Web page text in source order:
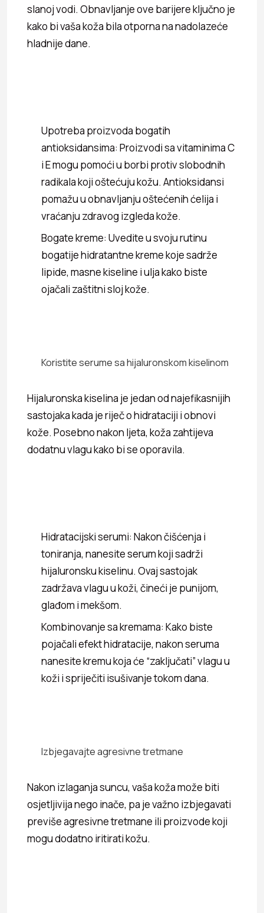
slanoj vodi. Obnavljanje ove barijere ključno je
kako bi vaša koža bila otporna na nadolazeće
hladnije dane.
Upotreba proizvoda bogatih
antioksidansima: Proizvodi sa vitaminima C
i E mogu pomoći u borbi protiv slobodnih
radikala koji oštećuju kožu. Antioksidansi
pomažu u obnavljanju oštećenih ćelija i
vraćanju zdravog izgleda kože.
Bogate kreme: Uvedite u svoju rutinu
bogatije hidratantne kreme koje sadrže
lipide, masne kiseline i ulja kako biste
ojačali zaštitni sloj kože.
Koristite serume sa hijaluronskom kiselinom
Hijaluronska kiselina je jedan od najefikasnijih
sastojaka kada je riječ o hidrataciji i obnovi
kože. Posebno nakon ljeta, koža zahtijeva
dodatnu vlagu kako bi se oporavila.
Hidratacijski serumi: Nakon čišćenja i
toniranja, nanesite serum koji sadrži
hijaluronsku kiselinu. Ovaj sastojak
zadržava vlagu u koži, čineći je punijom,
glađom i mekšom.
Kombinovanje sa kremama: Kako biste
pojačali efekt hidratacije, nakon seruma
nanesite kremu koja će “zaključati” vlagu u
koži i spriječiti isušivanje tokom dana.
Izbjegavajte agresivne tretmane
Nakon izlaganja suncu, vaša koža može biti
osjetljivija nego inače, pa je važno izbjegavati
previše agresivne tretmane ili proizvode koji
mogu dodatno iritirati kožu.